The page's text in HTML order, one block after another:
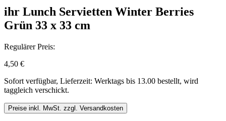
ihr Lunch Servietten Winter Berries
Grün 33 x 33 cm
Regulärer Preis:
4,50 €
Sofort verfügbar, Lieferzeit: Werktags bis 13.00 bestellt, wird
taggleich verschickt.
Preise inkl. MwSt. zzgl. Versandkosten